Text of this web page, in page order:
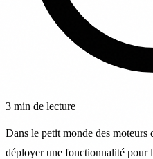
3 min de lecture
Dans le petit monde des
déployer une fonctionnalité pour